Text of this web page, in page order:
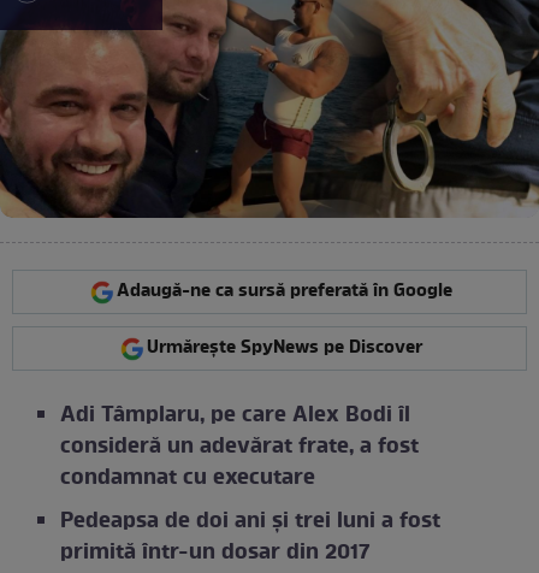
Adaugă-ne ca sursă preferată în Google
Urmărește SpyNews pe Discover
Adi Tâmplaru, pe care Alex Bodi îl
consideră un adevărat frate, a fost
condamnat cu executare
Pedeapsa de doi ani și trei luni a fost
primită într-un dosar din 2017